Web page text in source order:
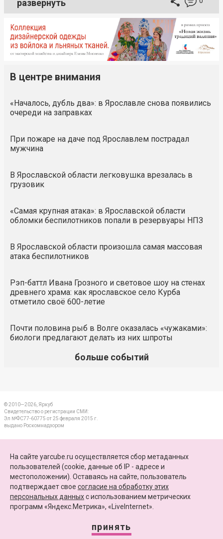
развернуть
В центре внимания
«Началось, дубль два»: в Ярославле снова появились
очереди на заправках
При пожаре на даче под Ярославлем пострадал
мужчина
В Ярославской области легковушка врезалась в
грузовик
«Самая крупная атака»: в Ярославской области
обломки беспилотников попали в резервуары НПЗ
В Ярославской области произошла самая массовая
атака беспилотников
Рэп-баттл Ивана Грозного и световое шоу на стенах
древнего храма: как ярославское село Курба
отметило своё 600-летие
Почти половина рыб в Волге оказалась «чужаками»:
биологи предлагают делать из них шпроты
больше событий
© 2010—2026, Яркуб
Свидетельство о регистрации СМИ:
Эл №ФС77-60775 от 25 февраля 2015 г.
выдано Роскомнадзором
ПАРТНЕРЫ
КАРТА САЙТА
+7 (4852) 64-15-52
Сайт функционирует при финансовой поддержке Министерства цифрового развития,
связи и массовых коммуникаций Российской Федерации
На сайте yarcube.ru осуществляется сбор метаданных
пользователей (cookie, данные об IP - адресе и
местоположении). Оставаясь на сайте, пользователь
подтверждает свое согласие на обработку этих
персональных данныхc использованием метрических
программ «Яндекс.Метрика», «LiveInternet».
принять